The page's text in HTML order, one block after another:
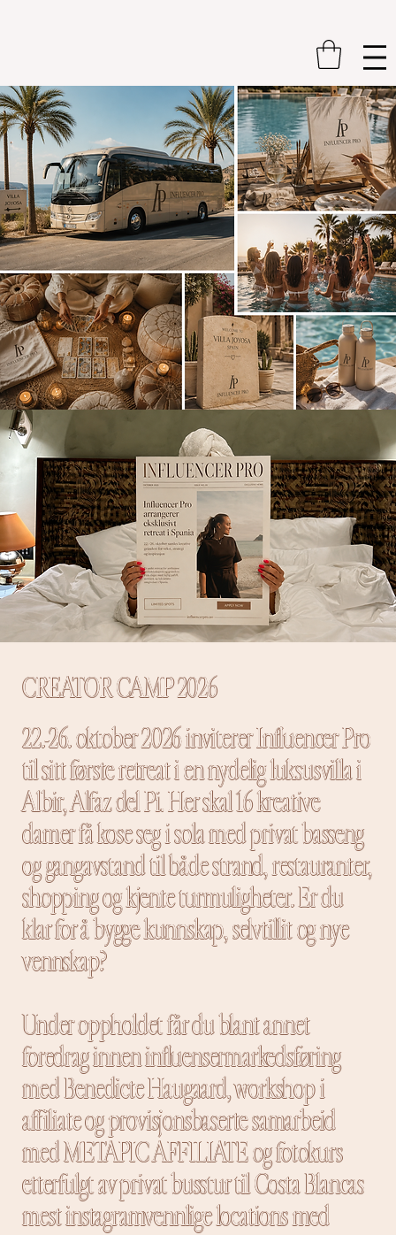
22.-26. oktober 2026 inviterer Influencer Pro
til sitt første retreat i en nydelig luksusvilla i
Albir, Alfaz del Pi. Her skal 16 kreative
damer få kose seg i sola med privat basseng
og gangavstand til både strand, restauranter,
shopping og kjente turmuligheter. Er du
klar for å bygge kunnskap, selvtillit og nye
vennskap?
Under oppholdet får du blant annet
foredrag innen influensermarkedsføring
med Benedicte Haugaard, workshop i
affiliate og provisjonsbaserte samarbeid
med METAPIC AFFILIATE og fotokurs
etterfulgt av privat busstur til Costa Blancas
mest instagramvennlige locations med
CREATOR CAMP 2026